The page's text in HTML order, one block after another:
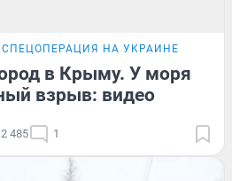
СПЕЦОПЕРАЦИЯ НА УКРАИНЕ
в Крыму. У моря
взрыв: видео
2 485 1